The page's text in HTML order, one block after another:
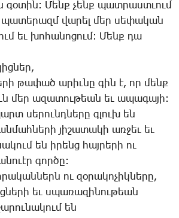
գօ­տին: ­Մենք չենք պատ­րաստ­ւում
պա­տե­րազմ վա­րել մեր սե­փա­կան
եւ խո­հա­նո­ցում: ­Մենք դա
թա­փած ա­րիւ­նը գին է, որ մենք
մեր ա­զա­տու­թեան եւ ա­պա­գա­յի:
սե­րունդ­նե­րը գլուխ են
յի­շա­տա­կի առ­ջեւ եւ
են ի­րենց հայ­րե­րի ու
գոր­ծը:
ու զօ­րա­կո­չիկ­նե­րը,
եւ սպա­ռա­զի­նու­թեան
են